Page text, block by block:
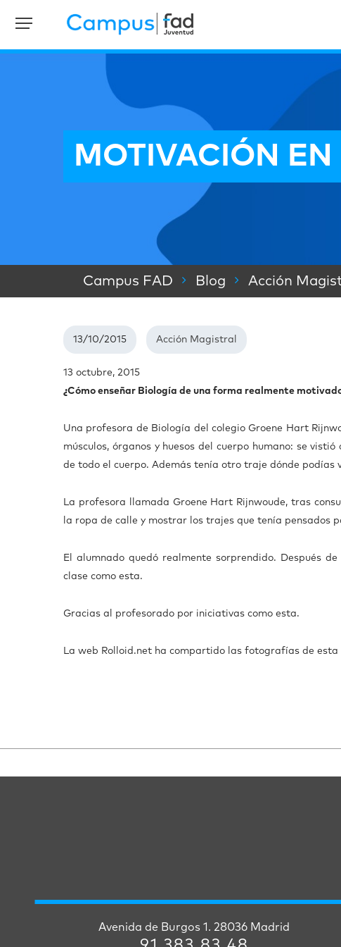
MOTIVACIÓN
Campus FAD Blog Acción
13/10/2015 Acción Magistral
13 octubre, 2015
¿Cómo enseñar Biología de una forma realmente
Una profesora de Biología del colegio Groene Hart
músculos, órganos y huesos del cuerpo humano: se
de todo el cuerpo. Además tenía otro traje dónde podías
La profesora llamada Groene Hart Rijnwoude, tras
la ropa de calle y mostrar los trajes que tenía pensados
El alumnado quedó realmente sorprendido. Después
clase como esta.
Gracias al profesorado por iniciativas como esta.
La web Rolloid.net ha compartido las fotografías de
Avenida de Burgos 1. 28036 Madrid